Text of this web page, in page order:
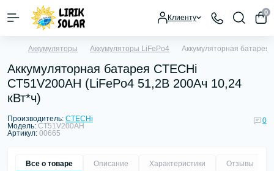
Клиенту
0
Аккумуляторы Аккумуляторы LiFePo4 Аккумуляторная батарея
Аккумуляторная батарея CTECHi
CT51V200AH (LiFePo4 51,2В 200Ач 10,24
кВт*ч)
Производитель: CTECHi
Модель: CT51V200AH
Артикул: 00665
0
Все о товаре Описание Характеристики Отзывы